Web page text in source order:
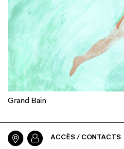
Grand Bain
ACCÈS / CONTACTS